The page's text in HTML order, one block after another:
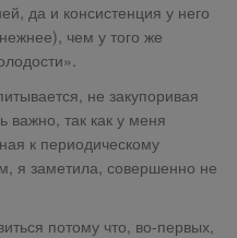
да и консистенция у него
чем у того же
не закупоривая
важно, так как у меня
к периодическому
я заметила, совершенно не
потому что, во-первых,